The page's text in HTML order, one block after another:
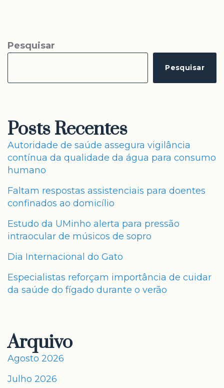
Pesquisar
Pesquisar
Posts Recentes
Autoridade de saúde assegura vigilância
contínua da qualidade da água para consumo
humano
Faltam respostas assistenciais para doentes
confinados ao domicílio
Estudo da UMinho alerta para pressão
intraocular de músicos de sopro
Dia Internacional do Gato
Especialistas reforçam importância de cuidar
da saúde do fígado durante o verão
Arquivo
Agosto 2026
Julho 2026